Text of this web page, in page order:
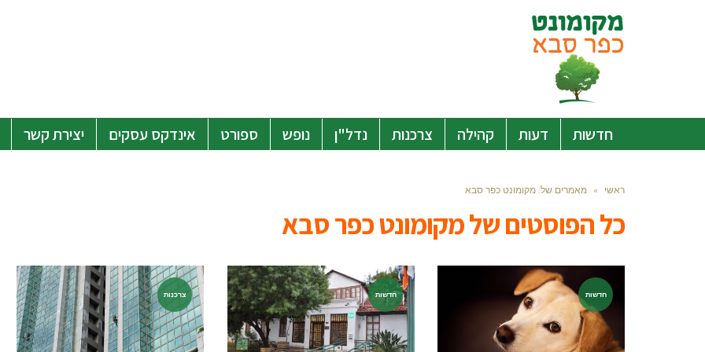
חדשות דעות קהילה צרכנות נדל"ן נופש ספורט אינדקס עסקים יצירת קשר
ראשי » מאמרים של: ‫מקומונט כפר סבא
כל הפוסטים של‫מקומונט כפר סבא
חדשות חדשות צרכנות